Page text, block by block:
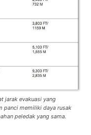
jarak evakuasi yang
panci memiliki daya rusak
peledak yang sama.